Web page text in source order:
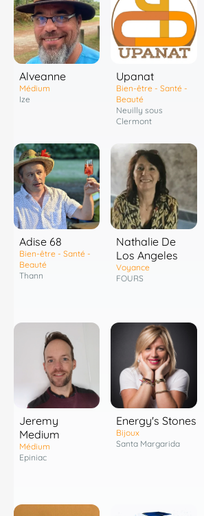
Alveanne
Médium
Ize
Upanat
Bien-être - Santé -
Beauté
Neuilly sous
Clermont
Adise 68
Bien-être - Santé -
Beauté
Thann
Nathalie De
Los Angeles
Voyance
FOURS
Jeremy
Medium
Médium
Epiniac
Energy's Stones
Bijoux
Santa Margarida